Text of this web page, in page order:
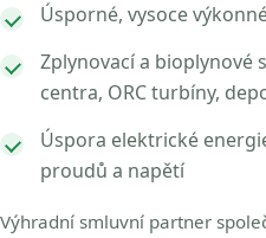
Úsporné, vysoce
Zplynovací a bioplynové
centra, ORC turbíny,
Úspora elektrické
proudů a napětí
Výhradní smluvní partner